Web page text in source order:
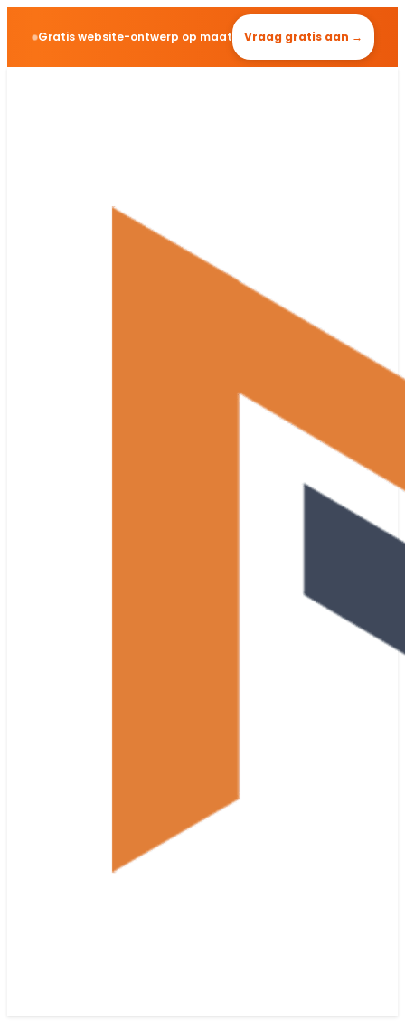
Gratis website-ontwerp op maat Vraag gratis aan →